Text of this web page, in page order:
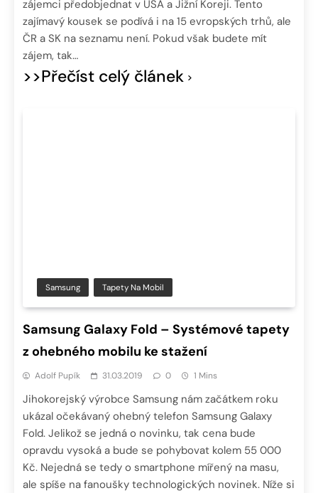
zájemci předobjednat v USA a Jižní Koreji. Tento
zajímavý kousek se podívá i na 15 evropských trhů, ale
ČR a SK na seznamu není. Pokud však budete mít
zájem, tak…
>>Přečíst celý článek
Samsung Tapety Na Mobil
Samsung Galaxy Fold – Systémové tapety
z ohebného mobilu ke stažení
Adolf Pupík 31.03.2019 0 1 Mins
Jihokorejský výrobce Samsung nám začátkem roku
ukázal očekávaný ohebný telefon Samsung Galaxy
Fold. Jelikož se jedná o novinku, tak cena bude
opravdu vysoká a bude se pohybovat kolem 55 000
Kč. Nejedná se tedy o smartphone mířený na masu,
ale spíše na fanoušky technologických novinek. Níže si